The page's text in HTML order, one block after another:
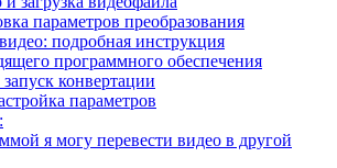
параметров преобразования
подробная инструкция
программного обеспечения
конвертации
параметров
я могу перевести видео в другой